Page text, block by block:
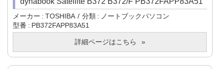
メーカー TOSHIBA 分類
ノートブックパソコン
型番
PB372FAPP83A51
詳細ページはこちら